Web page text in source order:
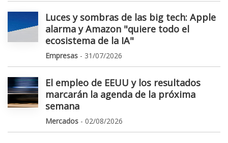
Luces y sombras de las big tech: Apple
alarma y Amazon "quiere todo el
ecosistema de la IA"
Empresas - 31/07/2026
El empleo de EEUU y los resultados
marcarán la agenda de la próxima
semana
Mercados - 02/08/2026